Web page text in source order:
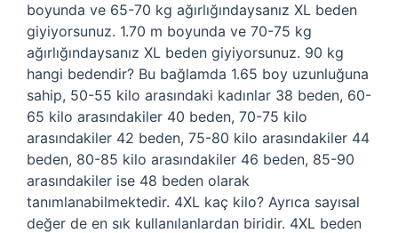
boyunda ve 65-70 kg ağırlığındaysanız XL beden
giyiyorsunuz. 1.70 m boyunda ve 70-75 kg
ağırlığındaysanız XL beden giyiyorsunuz. 90 kg
hangi bedendir? Bu bağlamda 1.65 boy uzunluğuna
sahip, 50-55 kilo arasındaki kadınlar 38 beden, 60-
65 kilo arasındakiler 40 beden, 70-75 kilo
arasındakiler 42 beden, 75-80 kilo arasındakiler 44
beden, 80-85 kilo arasındakiler 46 beden, 85-90
arasındakiler ise 48 beden olarak
tanımlanabilmektedir. 4XL kaç kilo? Ayrıca sayısal
değer de en sık kullanılanlardan biridir. 4XL beden